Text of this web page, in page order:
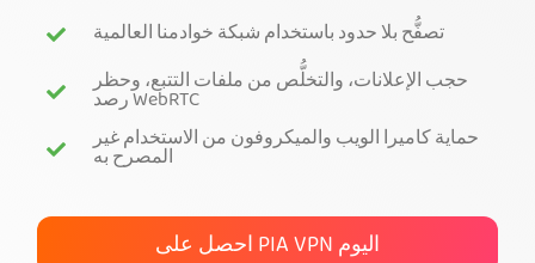
احصل على PIA VPN
تصفُّح بلا حدود باستخدام شبكة خوادمنا العالمية
حجب الإعلانات، والتخلُّص من ملفات التتبع، وحظر
رصد WebRTC
حماية كاميرا الويب والميكروفون من الاستخدام غير
المصرح به
احصل على PIA VPN اليوم